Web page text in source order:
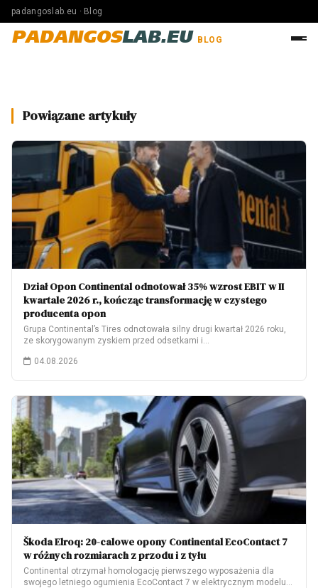
padangoslab.eu · Blog
PADANGOSLAB.EU BLOG
Powiązane artykuły
Dział Opon Continental odnotował 35% wzrost EBIT w II
kwartale 2026 r., kończąc transformację w czystego
producenta opon
Grupa Continental’s Tires odnotowała silny drugi kwartał 2026 roku,
ze skorygowanym zyskiem przed odsetkami i…
04.08.2026
Škoda Elroq: 20-calowe opony Continental EcoContact 7
w różnych rozmiarach z przodu i z tyłu
Continental otrzymał homologację pierwszego wyposażenia dla
swojego letniego ogumienia EcoContact 7 w elektrycznym modelu